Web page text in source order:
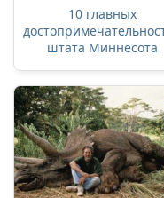
10 главных
штата Миннесота